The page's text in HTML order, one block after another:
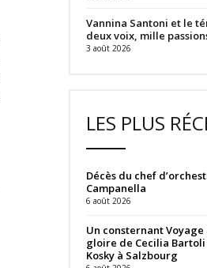
Vannina Santoni et le
deux voix, mille
3 août 2026
LES PLUS
Décès du chef
Campanella
6 août 2026
Un consternant Voyage
gloire de Cecilia
Kosky à Salzbourg